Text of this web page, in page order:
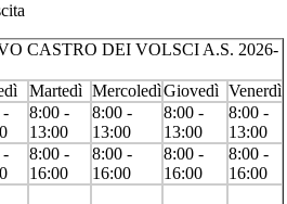
CASTRO DEI VOLSCI A.S. 2026-
Martedì MercoledìGiovedì Venerdì
-
8:00 -
13:00
8:00 -
13:00
8:00 -
13:00
8:00 -
13:00
-
8:00 -
16:00
8:00 -
16:00
8:00 -
16:00
8:00 -
16:00